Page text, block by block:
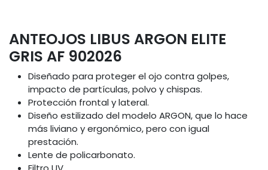
ANTEOJOS LIBUS ARGON ELITE
GRIS AF 902026
Diseñado para proteger el ojo contra golpes,
impacto de partículas, polvo y chispas.
Protección frontal y lateral.
Diseño estilizado del modelo ARGON, que lo hace
más liviano y ergonómico, pero con igual
prestación.
Lente de policarbonato.